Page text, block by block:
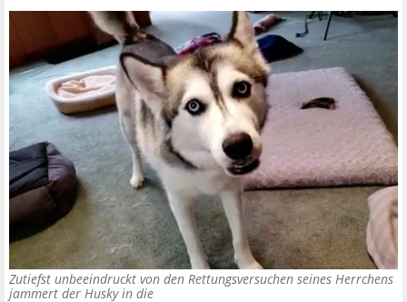
Zutiefst unbeeindruckt von den Rettungsversuchen seines Herrchens
jammert der Husky in die